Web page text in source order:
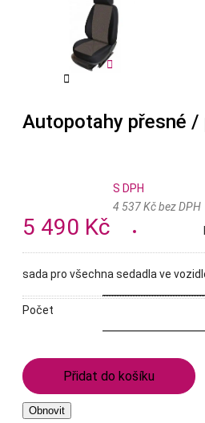


Autopotahy přesné /
5 490 Kč
S DPH
4 537 Kč bez DPH
sada pro všechna sedadla ve
Počet
Přidat do košíku